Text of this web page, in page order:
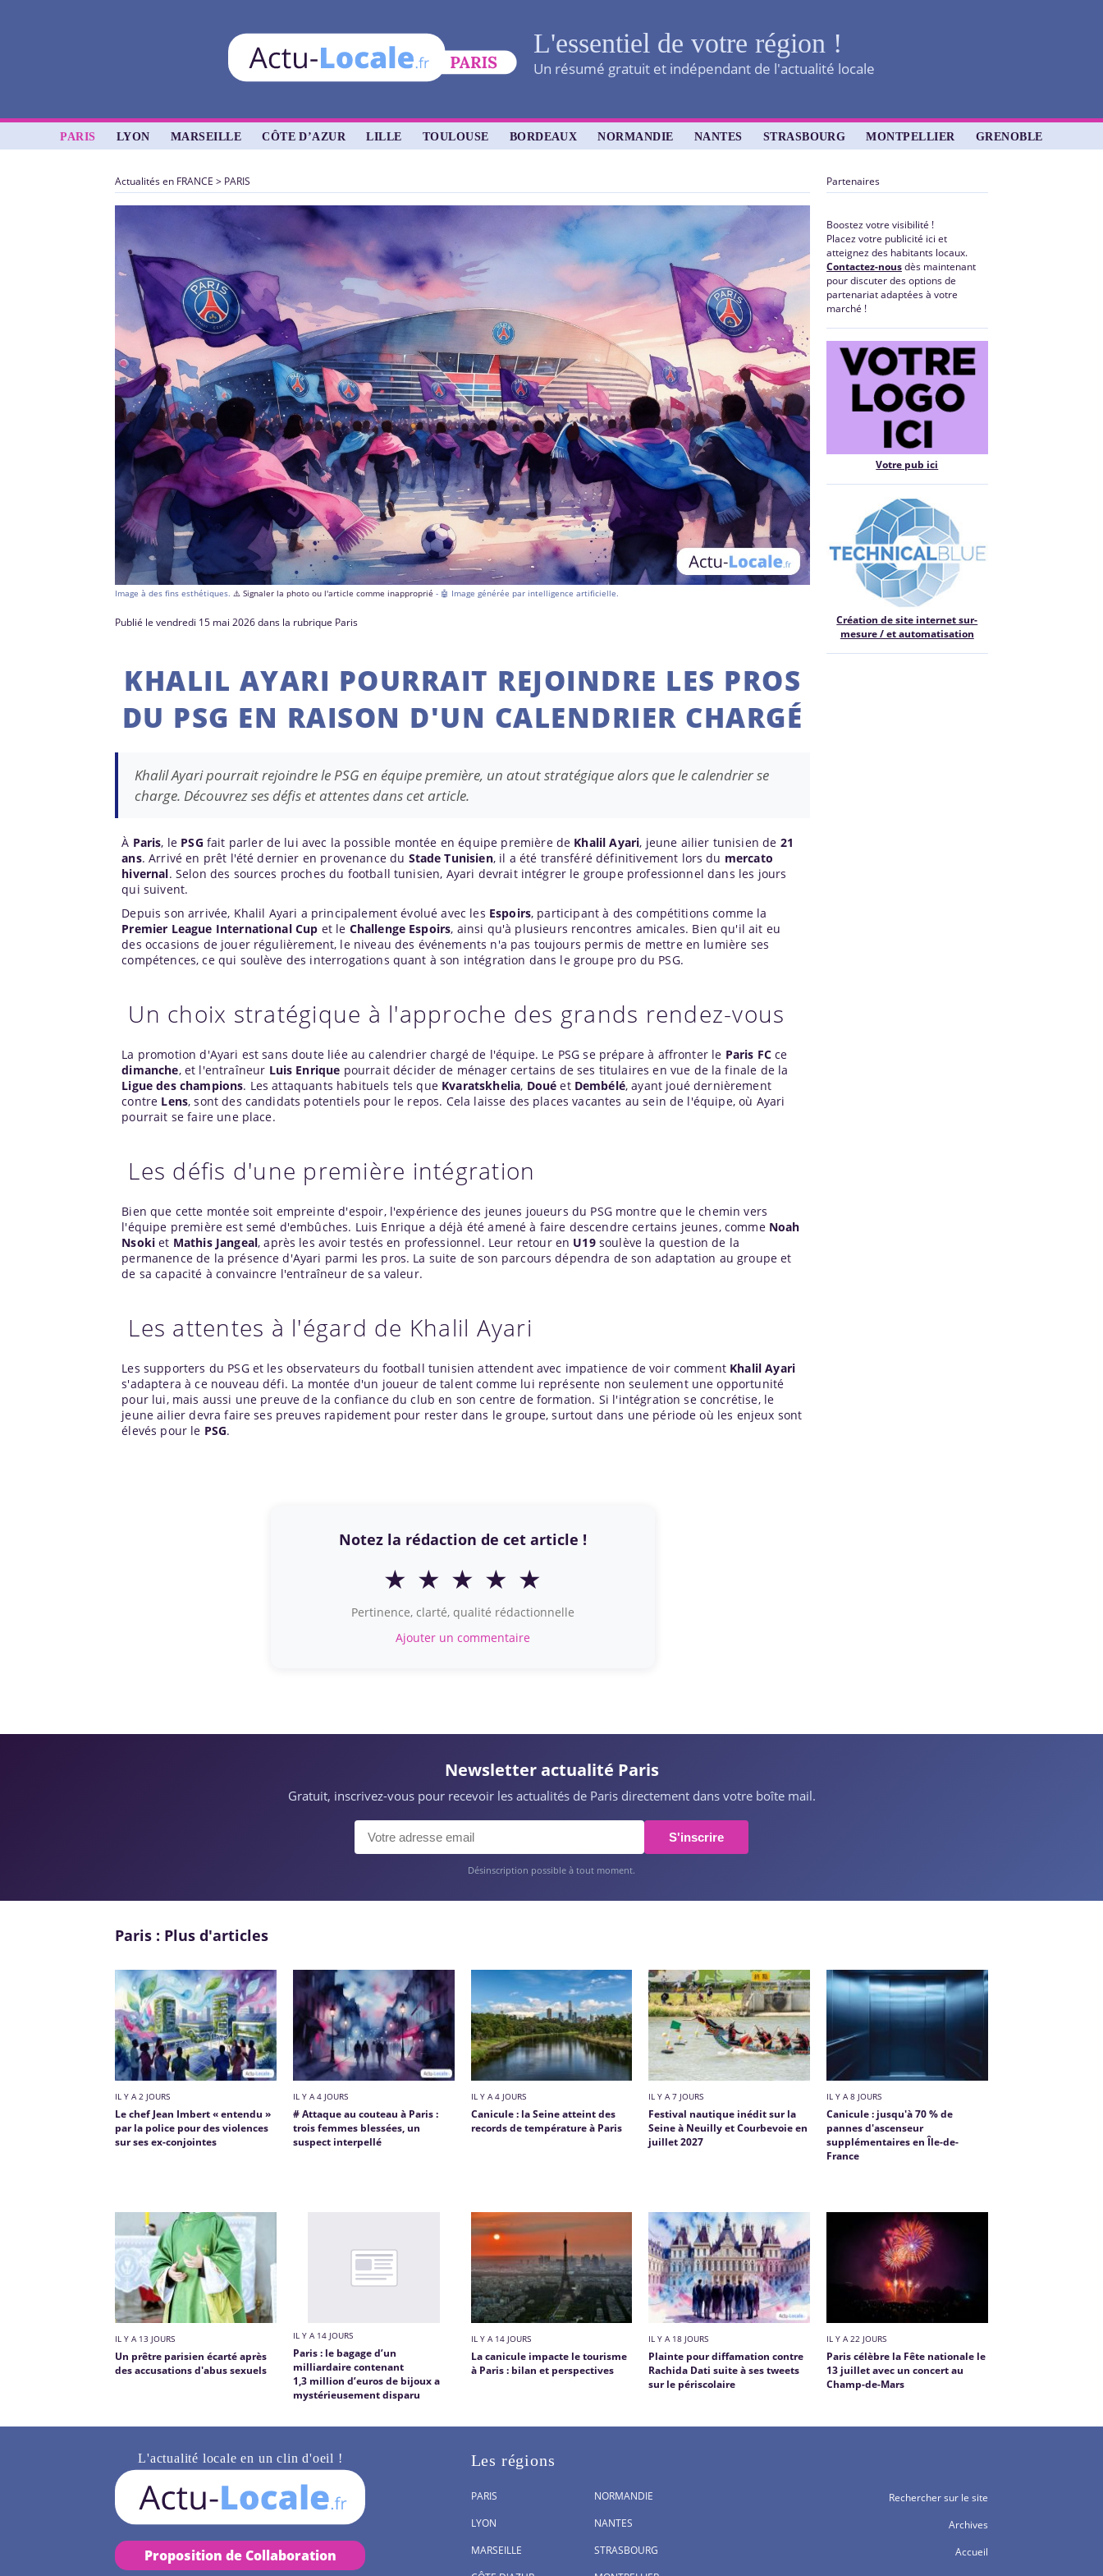
L'essentiel de votre région !
Un résumé gratuit et indépendant de l'actualité locale
PARIS LYON MARSEILLE CÔTE D’AZUR LILLE TOULOUSE BORDEAUX NORMANDIE NANTES STRASBOURG MONTPELLIER GRENOBLE
Actualités en FRANCE > PARIS
Image à des fins esthétiques.⚠️ Signaler la photo ou l'article comme inapproprié - 🤖 Image générée par intelligence artificielle.
Publié le vendredi 15 mai 2026 dans la rubrique Paris
KHALIL AYARI POURRAIT REJOINDRE LES PROS
DU PSG EN RAISON D'UN CALENDRIER CHARGÉ
Khalil Ayari pourrait rejoindre le PSG en équipe première, un atout stratégique alors que le calendrier se
charge. Découvrez ses défis et attentes dans cet article.
À Paris, le PSG fait parler de lui avec la possible montée en équipe première de Khalil Ayari, jeune ailier tunisien de 21
ans. Arrivé en prêt l'été dernier en provenance du Stade Tunisien, il a été transféré définitivement lors du mercato
hivernal. Selon des sources proches du football tunisien, Ayari devrait intégrer le groupe professionnel dans les jours
qui suivent.
Depuis son arrivée, Khalil Ayari a principalement évolué avec les Espoirs, participant à des compétitions comme la
Premier League International Cup et le Challenge Espoirs, ainsi qu'à plusieurs rencontres amicales. Bien qu'il ait eu
des occasions de jouer régulièrement, le niveau des événements n'a pas toujours permis de mettre en lumière ses
compétences, ce qui soulève des interrogations quant à son intégration dans le groupe pro du PSG.
Un choix stratégique à l'approche des grands rendez-vous
La promotion d'Ayari est sans doute liée au calendrier chargé de l'équipe. Le PSG se prépare à affronter le Paris FCce
dimanche, et l'entraîneur Luis Enrique pourrait décider de ménager certains de ses titulaires en vue de la finale de la
Ligue des champions. Les attaquants habituels tels que Kvaratskhelia, Doué et Dembélé, ayant joué dernièrement
contre Lens, sont des candidats potentiels pour le repos. Cela laisse des places vacantes au sein de l'équipe, où Ayari
pourrait se faire une place.
Les défis d'une première intégration
Bien que cette montée soit empreinte d'espoir, l'expérience des jeunes joueurs du PSG montre que le chemin vers
l'équipe première est semé d'embûches. Luis Enrique a déjà été amené à faire descendre certains jeunes, comme Noah
Nsoki et Mathis Jangeal, après les avoir testés en professionnel. Leur retour en U19soulève la question de la
permanence de la présence d'Ayari parmi les pros. La suite de son parcours dépendra de son adaptation au groupe et
de sa capacité à convaincre l'entraîneur de sa valeur.
Les attentes à l'égard de Khalil Ayari
Les supporters du PSG et les observateurs du football tunisien attendent avec impatience de voir comment Khalil Ayari
s'adaptera à ce nouveau défi. La montée d'un joueur de talent comme lui représente non seulement une opportunité
pour lui, mais aussi une preuve de la confiance du club en son centre de formation. Si l'intégration se concrétise, le
jeune ailier devra faire ses preuves rapidement pour rester dans le groupe, surtout dans une période où les enjeux sont
élevés pour le PSG.
Notez la rédaction de cet article !
★ ★ ★ ★ ★
Pertinence, clarté, qualité rédactionnelle
Ajouter un commentaire
Partenaires
Boostez votre visibilité !
Placez votre publicité ici et
atteignez des habitants locaux.
Contactez-nousdès maintenant
pour discuter des options de
partenariat adaptées à votre
marché !
Votre pub ici
Création de site internet sur-
mesure / et automatisation
Newsletter actualité Paris
Gratuit, inscrivez-vous pour recevoir les actualités de Paris directement dans votre boîte mail.
S'inscrire
Désinscription possible à tout moment.
Paris : Plus d'articles
IL Y A 2 JOURS
Le chef Jean Imbert « entendu »
par la police pour des violences
sur ses ex-conjointes
IL Y A 4 JOURS
# Attaque au couteau à Paris :
trois femmes blessées, un
suspect interpellé
IL Y A 4 JOURS
Canicule : la Seine atteint des
records de température à Paris
IL Y A 7 JOURS
Festival nautique inédit sur la
Seine à Neuilly et Courbevoie en
juillet 2027
IL Y A 8 JOURS
Canicule : jusqu'à 70 % de
pannes d'ascenseur
supplémentaires en Île-de-
France
IL Y A 13 JOURS
Un prêtre parisien écarté après
des accusations d'abus sexuels
IL Y A 14 JOURS
Paris : le bagage d’un
milliardaire contenant
1,3 million d’euros de bijoux a
mystérieusement disparu
IL Y A 14 JOURS
La canicule impacte le tourisme
à Paris : bilan et perspectives
IL Y A 18 JOURS
Plainte pour diffamation contre
Rachida Dati suite à ses tweets
sur le périscolaire
IL Y A 22 JOURS
Paris célèbre la Fête nationale le
13 juillet avec un concert au
Champ-de-Mars
L'actualité locale en un clin d'oeil !
Proposition de Collaboration
Les régions
PARIS
LYON
MARSEILLE
NORMANDIE
NANTES
STRASBOURG
Rechercher sur le site
Archives
Accueil